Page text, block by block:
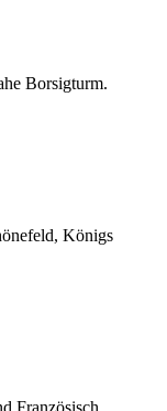
Borsigturm.
Königs